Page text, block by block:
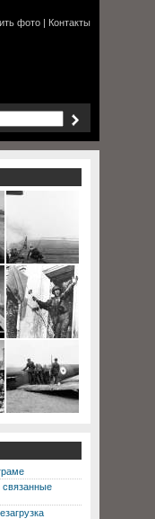
фото | Контакты
связанные